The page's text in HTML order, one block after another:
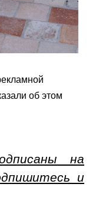
об этом
на
и